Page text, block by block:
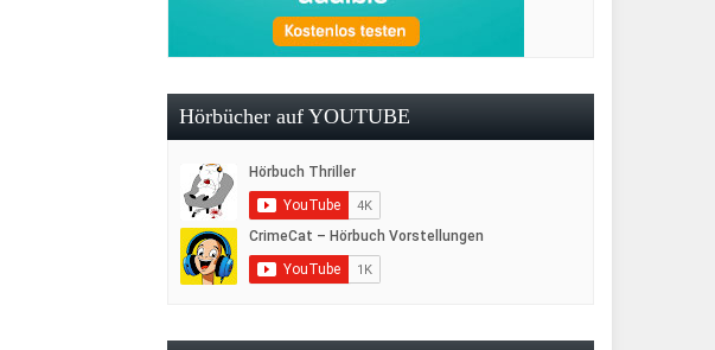
Hörbücher auf YOUTUBE